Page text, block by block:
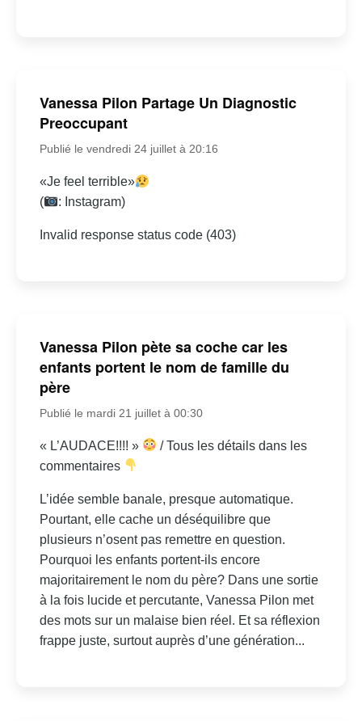
Vanessa Pilon Partage Un Diagnostic
Preoccupant
Publié le vendredi 24 juillet à 20:16
«Je feel terrible»
(
: Instagram)
Invalid response status code (403)
Vanessa Pilon pète sa coche car les
enfants portent le nom de famille du
père
Publié le mardi 21 juillet à 00:30
« L’AUDACE!!!! »
/ Tous les détails dans les
commentaires
L’idée semble banale, presque automatique.
Pourtant, elle cache un déséquilibre que
plusieurs n’osent pas remettre en question.
Pourquoi les enfants portent-ils encore
majoritairement le nom du père? Dans une sortie
à la fois lucide et percutante, Vanessa Pilon met
des mots sur un malaise bien réel. Et sa réflexion
frappe juste, surtout auprès d’une génération...